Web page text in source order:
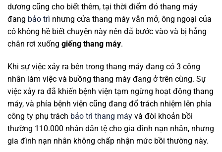
dương cũng cho biết thêm, tại thời điểm đó thang máy
đang bảo trì nhưng cửa thang máy vẫn mở, ông ngoại của
cô không hề biết chuyện này nên đã bước vào và bị hẫng
chân rơi xuống giếng thang máy.
Khi sự việc xảy ra bên trong thang máy đang có 3 công
nhân làm việc và buồng thang máy đang ở trên cùng. Sự
việc xảy ra đã khiến bệnh viện tạm ngừng hoạt động thang
máy, và phía bệnh viện cũng đang đổ trách nhiệm lên phía
công ty phụ trách bảo trì thang máy và đòi khoản bồi
thường 110.000 nhân dân tệ cho gia đình nạn nhân, nhưng
gia đình nạn nhân không chấp nhận mức bồi thường này.